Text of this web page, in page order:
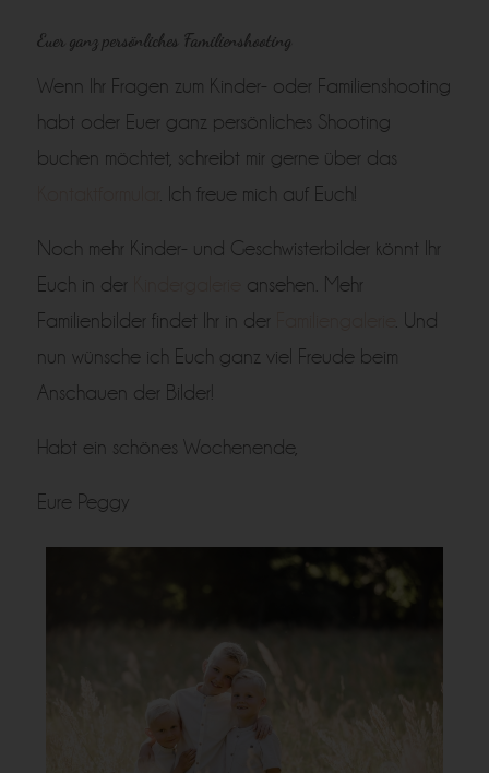
Euer ganz persönliches Familienshooting
Wenn Ihr Fragen zum Kinder- oder Familienshooting
habt oder Euer ganz persönliches Shooting
buchen möchtet, schreibt mir gerne über das
. Ich freue mich auf Euch!
Noch mehr Kinder- und Geschwisterbilder könnt Ihr
Euch in der
ansehen. Mehr
Familienbilder findet Ihr in der
. Und
nun wünsche ich Euch ganz viel Freude beim
Anschauen der Bilder!
Habt ein schönes Wochenende,
Eure Peggy